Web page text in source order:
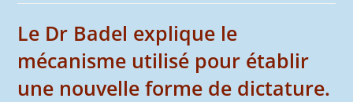
la
publication :
Le Dr Badel explique le
mécanisme utilisé pour établir
une nouvelle forme de dictature.